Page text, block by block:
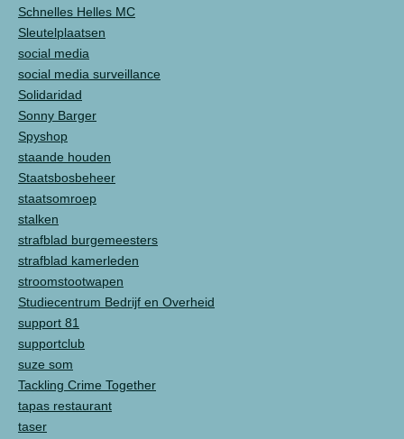
Schnelles Helles MC
Sleutelplaatsen
social media
social media surveillance
Solidaridad
Sonny Barger
Spyshop
staande houden
Staatsbosbeheer
staatsomroep
stalken
strafblad burgemeesters
strafblad kamerleden
stroomstootwapen
Studiecentrum Bedrijf en Overheid
support 81
supportclub
suze som
Tackling Crime Together
tapas restaurant
taser